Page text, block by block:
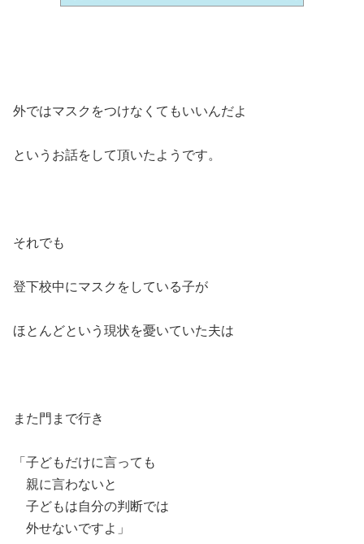
外ではマスクをつけなくてもいいんだよ
というお話をして頂いたようです。
それでも
登下校中にマスクをしている子が
ほとんどという現状を憂いていた夫は
また門まで行き
「子どもだけに言っても
親に言わないと
子どもは自分の判断では
外せないですよ」